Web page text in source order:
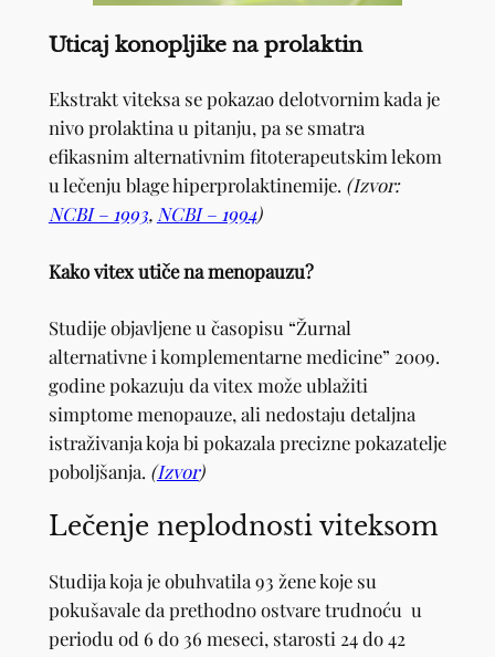
Uticaj konopljike na prolaktin
Ekstrakt viteksa se pokazao delotvornim kada je
nivo prolaktina u pitanju, pa se smatra
efikasnim alternativnim fitoterapeutskim lekom
u lečenju blage hiperprolaktinemije. (Izvor:
NCBI – 1993, NCBI – 1994)
Kako vitex utiče na menopauzu?
Studije objavljene u časopisu “Žurnal
alternativne i komplementarne medicine” 2009.
godine pokazuju da vitex može ublažiti
simptome menopauze, ali nedostaju detaljna
istraživanja koja bi pokazala precizne pokazatelje
poboljšanja. (Izvor)
Lečenje neplodnosti viteksom
Studija koja je obuhvatila 93 žene koje su
pokušavale da prethodno ostvare trudnoću u
periodu od 6 do 36 meseci, starosti 24 do 42